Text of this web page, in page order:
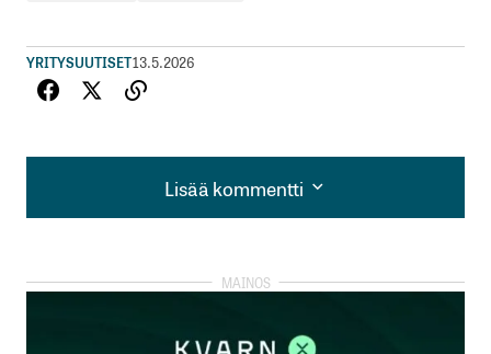
YRITYSUUTISET13.5.2026
Lisää kommentti
Lisää kommentti
kirjautua
rekisteröityä